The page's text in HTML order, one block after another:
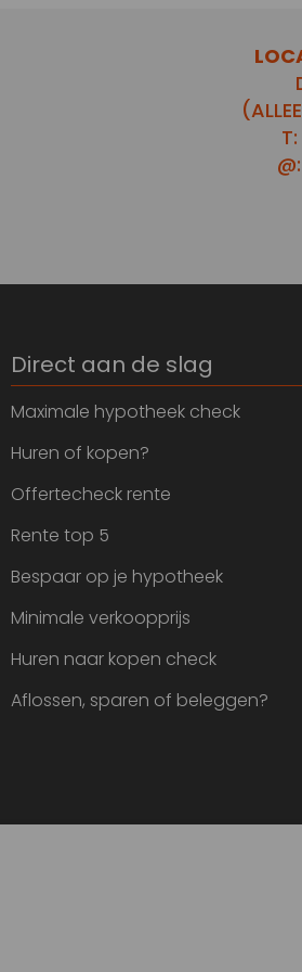
Direct aan de slag
Maximale hypotheek check
Huren of kopen?
Offertecheck rente
Rente top 5
Bespaar op je hypotheek
Minimale verkoopprijs
Huren naar kopen check
Aflossen, sparen of beleggen?